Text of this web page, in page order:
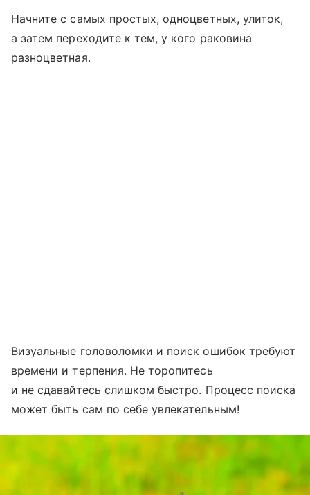
Начните с самых простых, одноцветных, улиток,
а затем переходите к тем, у кого раковина
разноцветная.
Визуальные головоломки и поиск ошибок требуют
времени и терпения. Не торопитесь
и не сдавайтесь слишком быстро. Процесс поиска
может быть сам по себе увлекательным!